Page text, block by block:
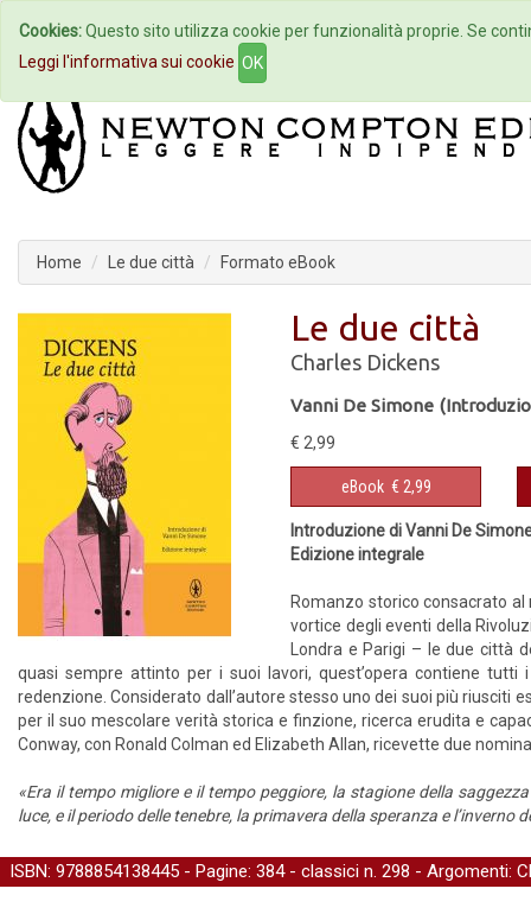
Home Autori Eventi
Home Le due città Formato eBook
Le due città
Charles Dickens
Vanni De Simone
€ 2,99
eBook € 2,99
Introduzione di Vanni De
Edizione integrale
Romanzo storico consacrato
vortice degli eventi della
Londra e Parigi – le due città
quasi sempre attinto per i suoi lavori, quest’opera contiene
redenzione. Considerato dall’autore stesso uno dei suoi più riusciti
per il suo mescolare verità storica e finzione, ricerca erudita e
Conway, con Ronald Colman ed Elizabeth Allan, ricevette due
«Era il tempo migliore e il tempo peggiore, la stagione della
luce, e il periodo delle tenebre, la primavera della speranza e
ISBN: 9788854138445 - Pagine: 384 - classici n. 298 - Argomenti:
Cookies:Questo sito utilizza cookie per funzionalità proprie. Se
Leggi l'informativa sui cookie OK